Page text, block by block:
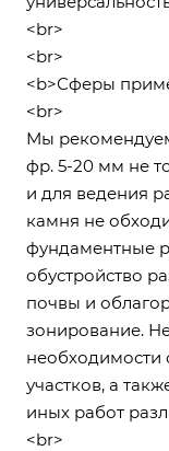
<br>
<br>
<b>Сферы
<br>
Мы
фр. 5-20 мм не
и для ведения
камня не
фундаментные
обустройство
почвы и
зонирование.
необходимости
участков, а
иных работ
<br>